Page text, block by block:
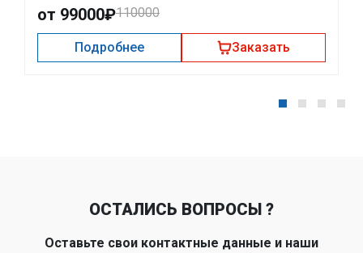
от 99000₽110000
Подробнее Заказать
ОСТАЛИСЬ ВОПРОСЫ ?
Оставьте свои контактные данные и наши